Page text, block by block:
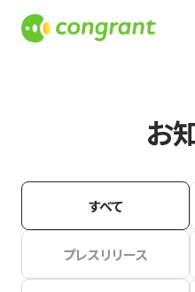
お
すべて
プレスリリース